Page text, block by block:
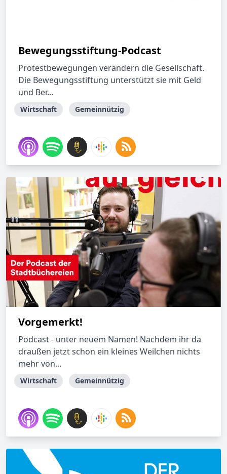
Bewegungsstiftung-Podcast
Protestbewegungen verändern die Gesellschaft.
Die Bewegungsstiftung unterstützt sie mit Geld
und Ber...
Wirtschaft Gemeinnützig
Vorgemerkt!
Podcast - unter neuem Namen! Nachdem ihr da
draußen jetzt schon ein kleines Weilchen nichts
mehr von...
Wirtschaft Gemeinnützig